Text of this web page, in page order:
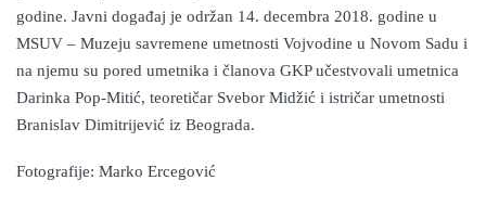
godine. Javni događaj je održan 14. decembra 2018. godine u
MSUV – Muzeju savremene umetnosti Vojvodine u Novom Sadu i
na njemu su pored umetnika i članova GKP učestvovali umetnica
Darinka Pop-Mitić, teoretičar Svebor Midžić i istričar umetnosti
Branislav Dimitrijević iz Beograda.
Fotografije: Marko Ercegović